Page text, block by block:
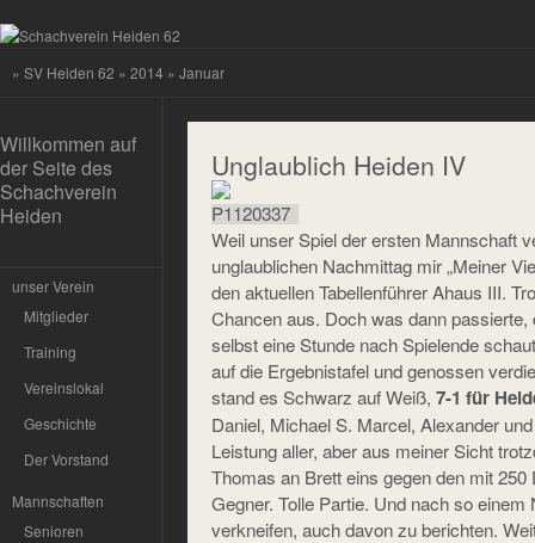
» SV Heiden 62 » 2014 » Januar
Willkommen auf
der Seite des
Schachverein
Heiden
unser Verein
Mitglieder
Training
Vereinslokal
Geschichte
Der Vorstand
Mannschaften
Senioren
Unglaublich Heiden IV
Weil unser Spiel der ersten Mannschaft
unglaublichen Nachmittag mir „Meiner
den aktuellen Tabellenführer Ahaus III.
Chancen aus. Doch was dann
selbst eine Stunde nach Spielende
auf die Ergebnistafel und genossen
stand es Schwarz auf Weiß, 7-1 für
Daniel, Michael S. Marcel, Alexander
Leistung aller, aber aus meiner Sicht
Thomas an Brett eins gegen den mit
Gegner. Tolle Partie. Und nach so
verkneifen, auch davon zu berichten.